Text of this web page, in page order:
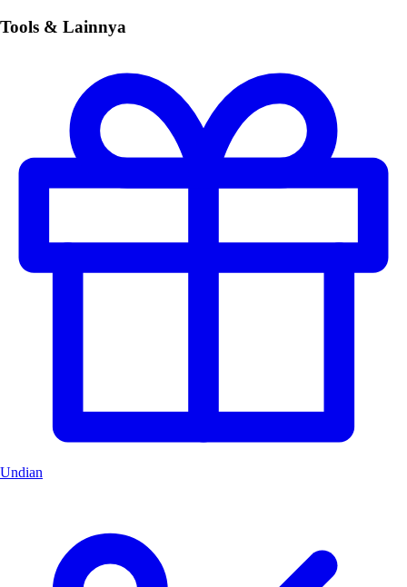
Tools & Lainnya
Undian